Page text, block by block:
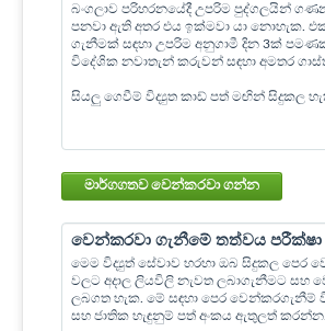
බංගලාව පරිහරනයේදී උපරිම පුද්ගලයින්
පනවා ඇති අතර එය ඉක්මවා යා නොහැක.
ගැනීමක් සඳහා උපරිම අනුගාමී දින 3ක්
විදේශික නවාතැන් කරුවන් සඳහා අමතර
සියලු ගෙවීම් විද්‍යුත කාඩ් පත් මඟින් සිදුකල
මාර්ගගතව වෙන්කරවා ගන්න
වෙන්කරවා ගැනීමේ තත්වය
මෙම විද්‍යුත් සේවාව හරහා ඔබ සිදුකල පෙර
වලට අදාල ලියවිලි නැවත ලබාගැනීමට සහ
ලබගත හැක. මේ සඳහා පෙර වෙන්කරගැනීම්
සහ ජාතික හැඳුනුම් පත් අංකය ඇතුලත් කරන්න.